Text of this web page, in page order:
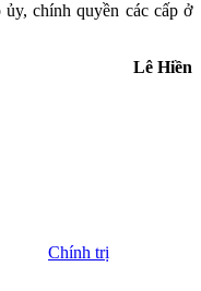
chính quyền các cấp ở
Lê Hiền
Chính trị